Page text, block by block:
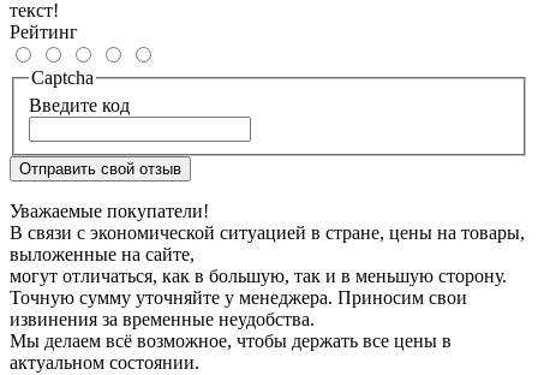
текст!
Рейтинг
Captcha
Введите код
Отправить свой отзыв
Уважаемые покупатели!
В связи с экономической ситуацией в стране, цены на товары,
выложенные на сайте,
могут отличаться, как в большую, так и в меньшую сторону.
Точную сумму уточняйте у менеджера. Приносим свои
извинения за временные неудобства.
Мы делаем всё возможное, чтобы держать все цены в
актуальном состоянии.